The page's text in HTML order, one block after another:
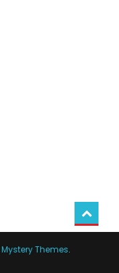
Mystery Themes.